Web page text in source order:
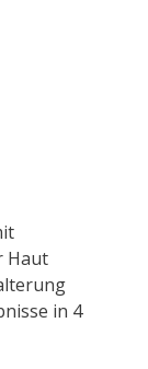
Haut
in 4